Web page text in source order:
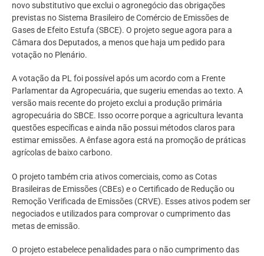
novo substitutivo que exclui o agronegócio das obrigações
previstas no Sistema Brasileiro de Comércio de Emissões de
Gases de Efeito Estufa (SBCE). O projeto segue agora para a
Câmara dos Deputados, a menos que haja um pedido para
votação no Plenário.
A votação da PL foi possível após um acordo com a Frente
Parlamentar da Agropecuária, que sugeriu emendas ao texto. A
versão mais recente do projeto exclui a produção primária
agropecuária do SBCE. Isso ocorre porque a agricultura levanta
questões específicas e ainda não possui métodos claros para
estimar emissões. A ênfase agora está na promoção de práticas
agrícolas de baixo carbono.
O projeto também cria ativos comerciais, como as Cotas
Brasileiras de Emissões (CBEs) e o Certificado de Redução ou
Remoção Verificada de Emissões (CRVE). Esses ativos podem ser
negociados e utilizados para comprovar o cumprimento das
metas de emissão.
O projeto estabelece penalidades para o não cumprimento das